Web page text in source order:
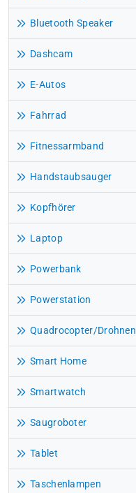
Bluetooth Speaker
Dashcam
E-Autos
Fahrrad
Fitnessarmband
Handstaubsauger
Kopfhörer
Laptop
Powerbank
Powerstation
Quadrocopter/Drohnen
Smart Home
Smartwatch
Saugroboter
Tablet
Taschenlampen